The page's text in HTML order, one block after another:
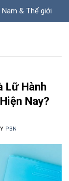
& Thế giới
Lữ Hành
Nay?
PBN